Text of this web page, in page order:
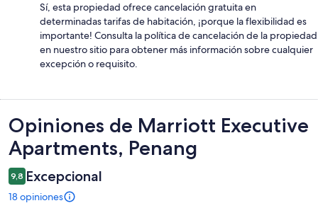
Sí, esta propiedad ofrece cancelación gratuita en
determinadas tarifas de habitación, ¡porque la flexibilidad es
importante! Consulta la política de cancelación de la propiedad
en nuestro sitio para obtener más información sobre cualquier
excepción o requisito.
Opiniones
Opiniones de Marriott Executive
Apartments, Penang
9,8 Excepcional
18 opiniones